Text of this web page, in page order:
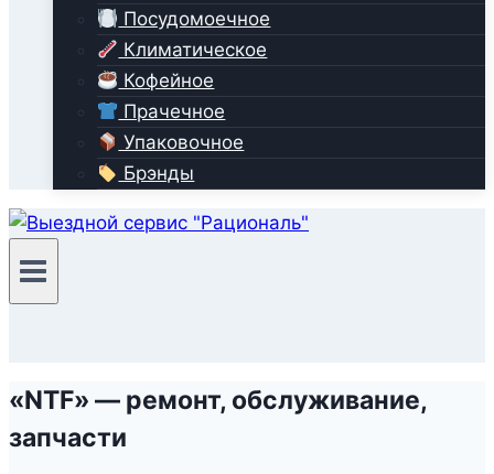
Посудомоечное
Климатическое
Кофейное
Прачечное
Упаковочное
Брэнды
«NTF» — ремонт, обслуживание,
запчасти